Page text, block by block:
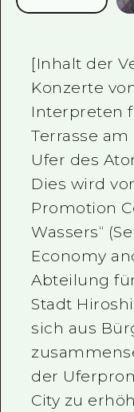
[Inhalt der
Konzerte
Interpreten
Terrasse
Ufer des
Dies wird
Promotion
Wassers“
Economy
Abteilung
Stadt
sich aus
der
City zu